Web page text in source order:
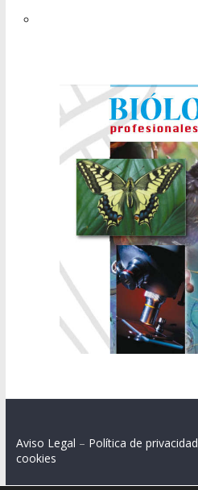
Aviso Legal – Política de privacidad
cookies